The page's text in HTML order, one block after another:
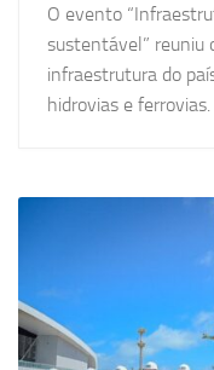
O evento
sustentável” reuniu
infraestrutura do
hidrovias e ferrovias.